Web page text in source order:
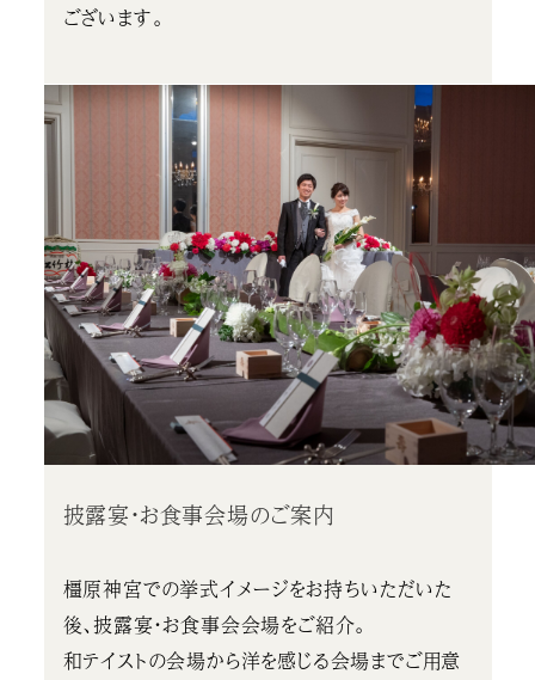
ございます。
披露宴・お食事会場のご案内
橿原神宮での挙式イメージをお持ちいただいた
後、披露宴・お食事会会場をご紹介。
和テイストの会場から洋を感じる会場までご用意